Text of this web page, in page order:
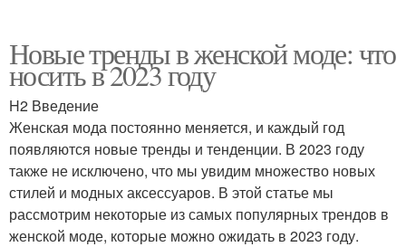
Невысокая женщина
зависимости
Года для женщин Мода на весну
Новые тренды в женской моде: что
носить в 2023 году
H2 Введение
Женская мода постоянно меняется, и каждый год
появляются новые тренды и тенденции. В 2023 году
также не исключено, что мы увидим множество новых
стилей и модных аксессуаров. В этой статье мы
рассмотрим некоторые из самых популярных трендов в
женской моде, которые можно ожидать в 2023 году.